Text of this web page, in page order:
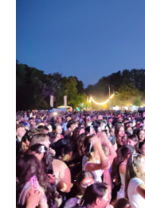
Adaugă
textul
textul
textul